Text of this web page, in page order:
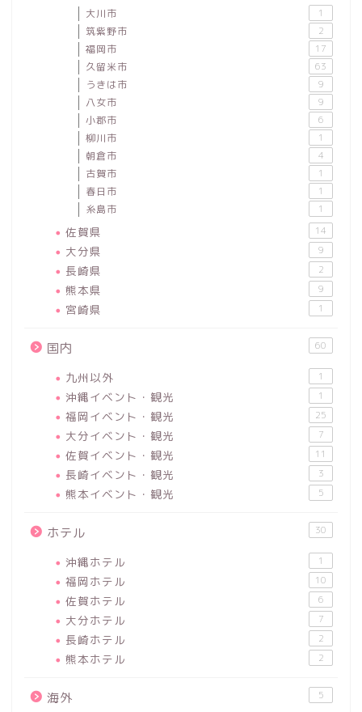
大川市 1
筑紫野市 2
福岡市 17
久留米市 63
うきは市 9
八女市 9
小郡市 6
柳川市 1
朝倉市 4
古賀市 1
春日市 1
糸島市 1
佐賀県 14
大分県 9
長崎県 2
熊本県 9
宮崎県 1
国内 60
九州以外 1
沖縄イベント・観光 1
福岡イベント・観光 25
大分イベント・観光 7
佐賀イベント・観光 11
長崎イベント・観光 3
熊本イベント・観光 5
ホテル 30
沖縄ホテル 1
福岡ホテル 10
佐賀ホテル 6
大分ホテル 7
長崎ホテル 2
熊本ホテル 2
海外 5